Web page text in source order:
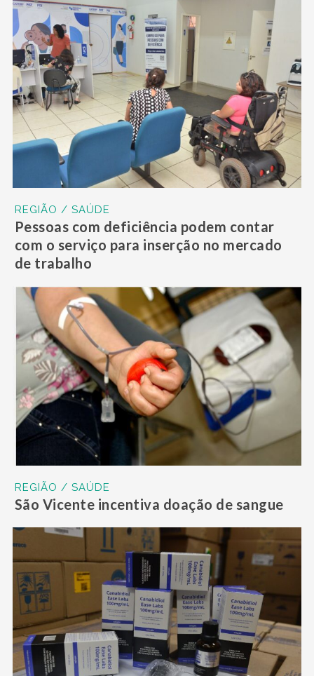
REGIÃO / SAÚDE
Pessoas com deficiência podem contar
com o serviço para inserção no mercado
de trabalho
REGIÃO / SAÚDE
São Vicente incentiva doação de sangue